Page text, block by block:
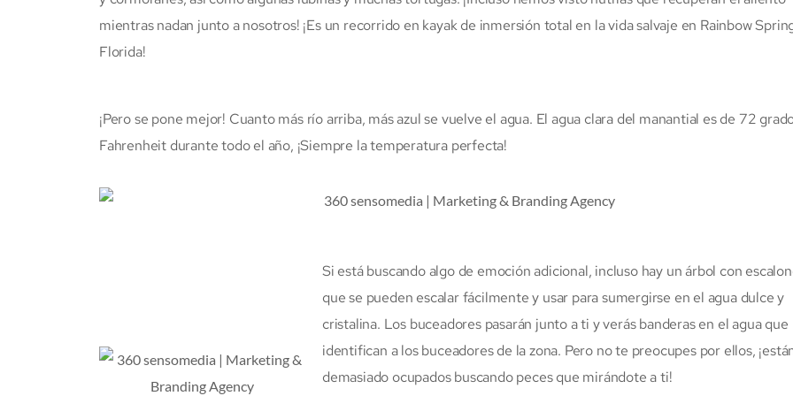
mientras nadan junto a nosotros! ¡Es un recorrido en kayak de inmersión total en la vida salvaje en Rainbow
Florida!
¡Pero se pone mejor! Cuanto más río arriba, más azul se vuelve el agua. El agua clara del manantial es de 72
Fahrenheit durante todo el año, ¡Siempre la temperatura perfecta!
Si está buscando algo de emoción adicional, incluso hay un árbol con
que se pueden escalar fácilmente y usar para sumergirse en el agua dulce y
cristalina. Los buceadores pasarán junto a ti y verás banderas en el agua que
identifican a los buceadores de la zona. Pero no te preocupes por ellos,
demasiado ocupados buscando peces que mirándote a ti!